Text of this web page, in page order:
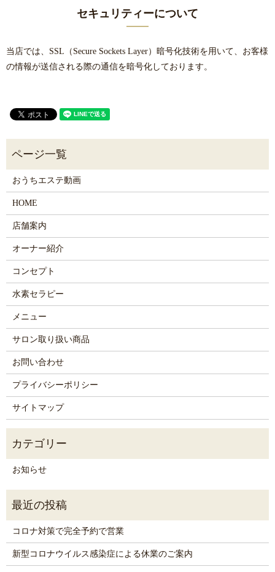
セキュリティーについて
当店では、SSL（Secure Sockets Layer）暗号化技術を用いて、お客様
の情報が送信される際の通信を暗号化しております。
おうちエステ動画
HOME
店舗案内
オーナー紹介
コンセプト
水素セラピー
メニュー
サロン取り扱い商品
お問い合わせ
プライバシーポリシー
サイトマップ
お知らせ
コロナ対策で完全予約で営業
新型コロナウイルス感染症による休業のご案内